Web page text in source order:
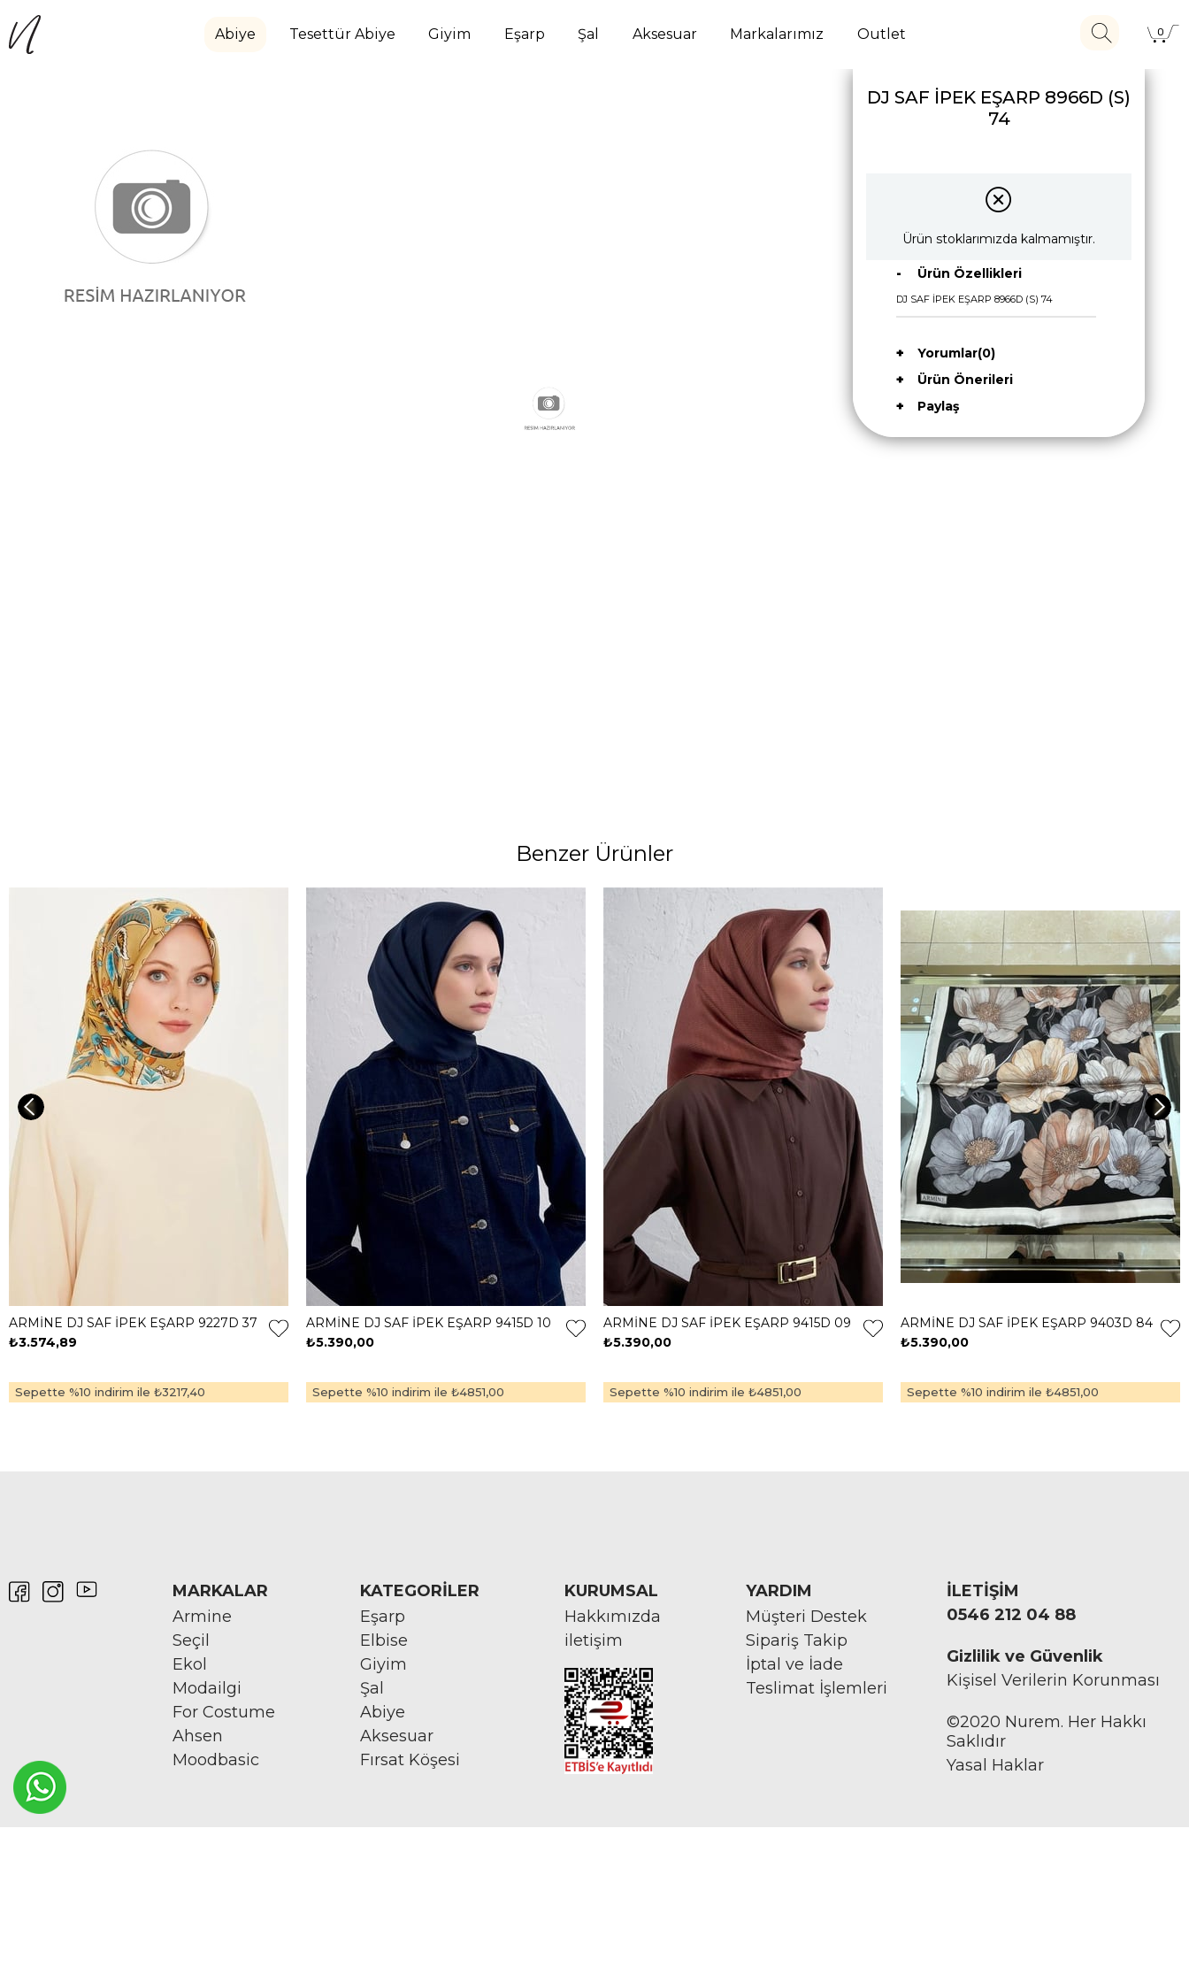
Abiye Tesettür Abiye Giyim Eşarp Şal Aksesuar Markalarımız Outlet 0
DJ SAF İPEK EŞARP 8966D (S)
74
Ürün stoklarımızda kalmamıştır.
Ürün Özellikleri
DJ SAF İPEK EŞARP 8966D (S) 74
Yorumlar(0)
Ürün Önerileri
Paylaş
Benzer Ürünler
ARMİNE DJ SAF İPEK EŞARP 9227D 37
₺3.574,89
Sepette %10 indirim ile ₺3217,40
ARMİNE DJ SAF İPEK EŞARP 9415D 10
₺5.390,00
Sepette %10 indirim ile ₺4851,00
ARMİNE DJ SAF İPEK EŞARP 9415D 09
₺5.390,00
Sepette %10 indirim ile ₺4851,00
ARMİNE DJ SAF İPEK EŞARP 9403D 84
₺5.390,00
Sepette %10 indirim ile ₺4851,00
İLETİŞİM
0546 212 04 88
Gizlilik ve Güvenlik
Kişisel Verilerin Korunması
©2020 Nurem. Her Hakkı
Saklıdır
Yasal Haklar
MARKALAR
Armine
Seçil
Ekol
Modailgi
For Costume
Ahsen
Moodbasic
KATEGORİLER
Eşarp
Elbise
Giyim
Şal
Abiye
Aksesuar
Fırsat Köşesi
KURUMSAL
Hakkımızda
iletişim
YARDIM
Müşteri Destek
Sipariş Takip
İptal ve İade
Teslimat İşlemleri